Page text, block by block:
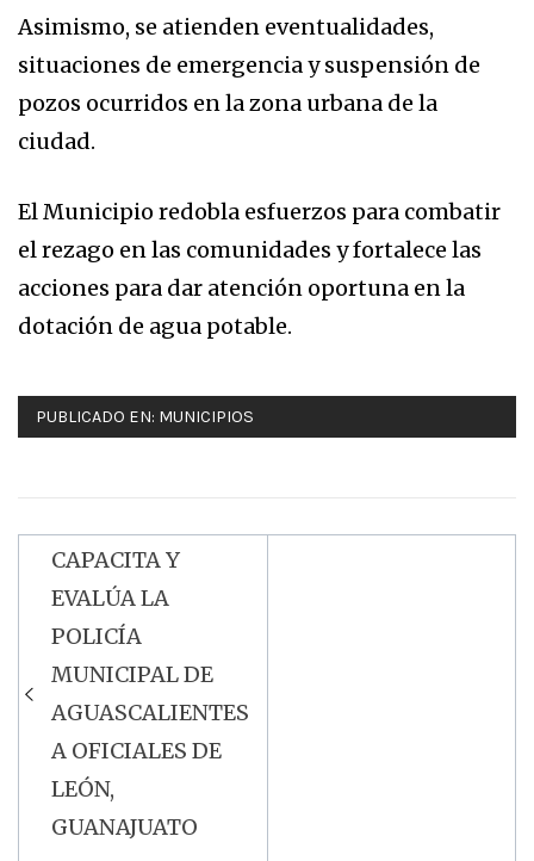
Asimismo, se atienden eventualidades,
situaciones de emergencia y suspensión de
pozos ocurridos en la zona urbana de la
ciudad.
El Municipio redobla esfuerzos para combatir
el rezago en las comunidades y fortalece las
acciones para dar atención oportuna en la
dotación de agua potable.
PUBLICADO EN: MUNICIPIOS
Navegación
de
entradas
CAPACITA Y
EVALÚA LA
POLICÍA
MUNICIPAL DE
AGUASCALIENTES
A OFICIALES DE
LEÓN,
GUANAJUATO